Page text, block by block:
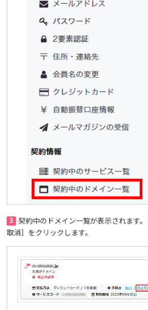
3
契約中のドメイン一覧が表示されます
取消］をクリックします。